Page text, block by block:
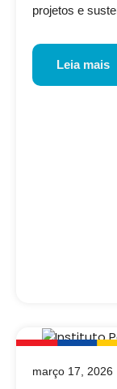
projetos e
Leia mais
março 17, 2026